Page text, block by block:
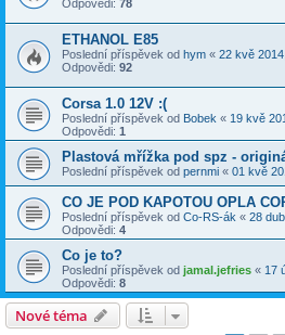
Odpovědi: 78
ETHANOL E85
Poslední příspěvek od hym « 22 kvě
Odpovědi: 92
Corsa 1.0 12V :(
Poslední příspěvek od Bobek « 19 kvě
Odpovědi: 1
Plastová mřížka pod spz -
Poslední příspěvek od pernmi « 01 kvě
CO JE POD KAPOTOU OPLA
Poslední příspěvek od Co-RS-ák « 28
Odpovědi: 4
Co je to?
Poslední příspěvek od jamal.jefries « 17
Odpovědi: 8
Nové téma